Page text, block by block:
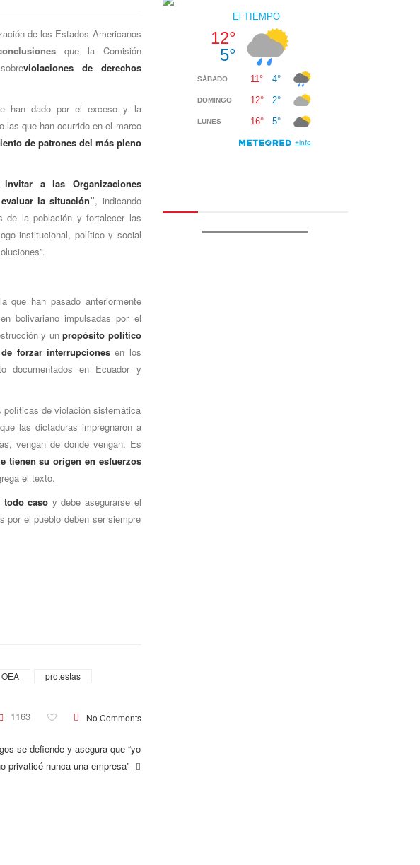
de los Estados Americanos
que la Comisión
violaciones de derechos
han dado por el exceso y la
las que han ocurrido en el marco
de patrones del más pleno
invitar a las Organizaciones
la situación”, indicando
de la población y fortalecer las
institucional, político y social
han pasado anteriormente
bolivariano impulsadas por el
y un propósito político
forzar interrupcionesen los
documentados en Ecuador y
políticas de violación sistemática
las dictaduras impregnaron a
vengan de donde vengan. Es
tienen su origen en esfuerzos
el texto.
todo caso y debe asegurarse el
por el pueblo deben ser siempre
OEA
protestas
1163 No Comments
se defiende y asegura que “yo
privaticé nunca una empresa”